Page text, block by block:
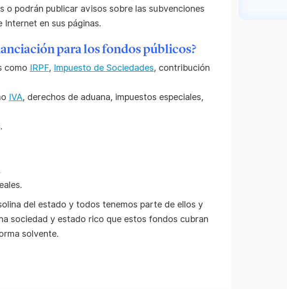
o podrán publicar avisos sobre las subvenciones
en sus páginas.
para los fondos públicos?
como IRPF, Impuesto de Sociedades, contribución
IVA, derechos de aduana, impuestos especiales,
del estado y todos tenemos parte de ellos y
sociedad y estado rico que estos fondos cubran
solvente.